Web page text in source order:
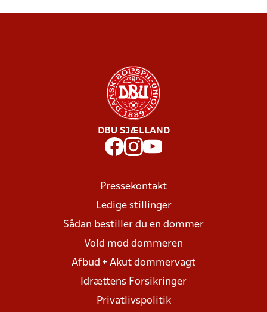
DBU SJÆLLAND
Pressekontakt
Ledige stillinger
Sådan bestiller du en dommer
Vold mod dommeren
Afbud + Akut dommervagt
Idrættens Forsikringer
Privatlivspolitik